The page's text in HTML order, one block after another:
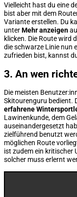
Vielleicht hast du eine
bist aber mit dem
Variante erstellen. Du
unterMehr anzeigen
klicken. Die Route wird
die schwarze Linie nun
zufrieden bist, kannst
3. An wen
Die meisten
Skitourenguru bedient.
erfahrene
Lawinenkunde, dem
auseinandergesetzt
zielführend benutzt
möglichen Route
ist zudem ein kritischer
solcher muss erlernt